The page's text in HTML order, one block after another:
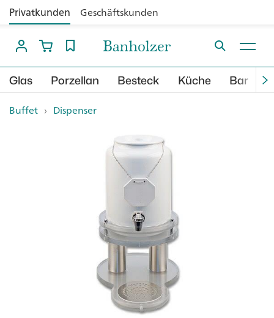
Privatkunden Geschäftskunden
Glas Porzellan Besteck Küche Bar
Buffet › Dispenser